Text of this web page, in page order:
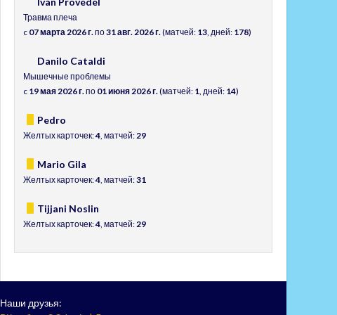
Травма плеча
c 07 марта 2026 г. по31 авг. 2026 г. (матчей: 13 , дней: 178)
Danilo Cataldi
Мышечные проблемы
c 19 мая 2026 г. по 01 июня 2026 г. (матчей: 1 , дней: 14)
Pedro
Желтых карточек:4 , матчей: 29
Mario Gila
Желтых карточек:4 , матчей:31
Tijjani Noslin
Желтых карточек:4 , матчей: 29
Наши друзья: